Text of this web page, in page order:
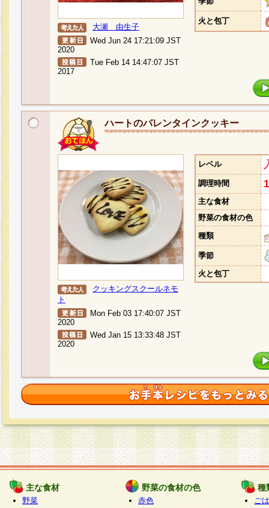
大瀬 由生子
Wed Jun 24 17:21:09 JST
2020
Tue Feb 14 14:47:07 JST
2017
火と包丁
ハートのバレンタインクッキー
クッキングスクールネモ
ト
Mon Feb 03 17:40:07 JST
2020
Wed Jan 15 13:33:48 JST
2020
レベル
調理時間
主な食材
野菜の食材の色
種類
季節
火と包丁
主な食材
野菜
野菜の食材の色
赤色
種
ご